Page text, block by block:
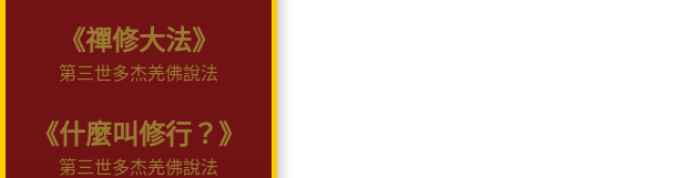
《禪修大法》
第三世多杰羌佛說法
《什麼叫修行？》
第三世多杰羌佛說法